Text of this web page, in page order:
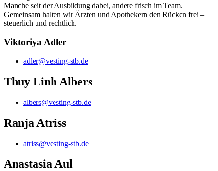
Manche seit der Ausbildung dabei, andere frisch im Team.
Gemeinsam halten wir Ärzten und Apothekern den Rücken frei –
steuerlich und rechtlich.
Viktoriya Adler
adler@vesting-stb.de
Thuy Linh Albers
albers@vesting-stb.de
Ranja Atriss
atriss@vesting-stb.de
Anastasia Aul